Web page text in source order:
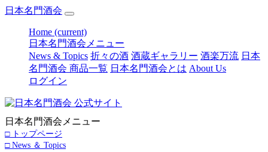
日本名門酒会
Home (current)
日本名門酒会メニュー
News & Topics 折々の酒 酒蔵ギャラリー 酒楽万流 日本
名門酒会 商品一覧 日本名門酒会とは About Us
ログイン
日本名門酒会メニュー
□ トップページ
□ News ＆ Topics